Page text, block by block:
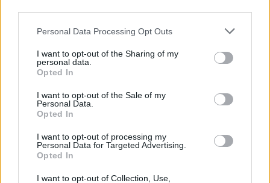
Personal Data Processing Opt Outs
I want to opt-out of the Sharing of my
personal data.
Opted In
I want to opt-out of the Sale of my
Personal Data.
Opted In
I want to opt-out of processing my
Personal Data for Targeted Advertising.
Opted In
I want to opt-out of Collection, Use,
00:00:30
vaiko gyvybių išgelbėti nepavyko
Žinios | Lietuvos diena
Savaitės vidurys nusimato karštas: temperatūra kils iki
32 laipsnių šilumos